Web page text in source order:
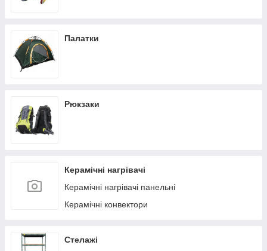
Палатки
Рюкзаки
Керамічні нагрівачі
Керамічні нагрівачі панельні
Керамічні конвектори
Стелажі